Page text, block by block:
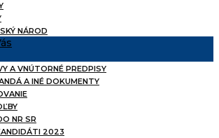
NÁROD
A VNÚTORNÉ PREDPISY
A INÉ DOKUMENTY
NR SR
2023